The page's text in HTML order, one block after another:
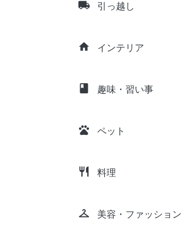
local_shipping 引っ越し
home インテリア
class 趣味・習い事
pets ペット
restaurant 料理
checkroom 美容・ファッション